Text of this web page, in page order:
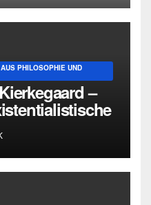
PHILOSOPHIE UND
–